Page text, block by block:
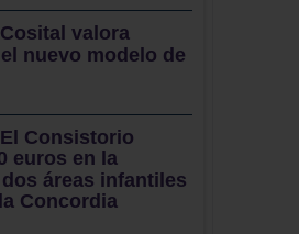
Cosital valora
nuevo modelo de
El Consistorio
euros en la
áreas infantiles
Concordia